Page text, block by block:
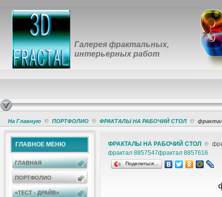
Галерея фрактальных,
интерьерных работ
На Главную ПОРТФОЛИО ФРАКТАЛЫ НА РАБОЧИЙ СТОЛ
ГЛАВНОЕ МЕНЮ
ГЛАВНАЯ
ПОРТФОЛИО
«ТЕСТ - ДРАЙВ»
ФРАКТАЛЫ НА РАБОЧИЙ СТОЛ
фрактал 8857547фрактал 8857616
Поделиться…